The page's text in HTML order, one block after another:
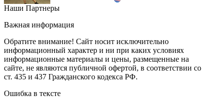
Ржу не переставая, это
не раз
i
Скрытая камера на
пляже Крыма: Что
люди вытворяют, когда
Наши Партнеры
Важная информация
Обратите внимание! Сайт носит исключительно
информационный характер и ни при каких условиях
информационные материалы и цены, размещенные на
сайте, не являются публичной офертой, в соответствии со
ст. 435 и 437 Гражданского кодекса РФ.
Ошибка в тексте